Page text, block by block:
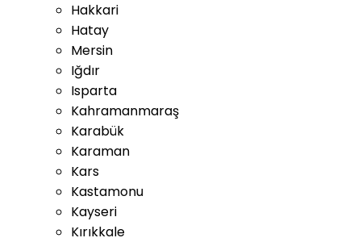
Hakkari
Hatay
Mersin
Iğdır
Isparta
Kahramanmaraş
Karabük
Karaman
Kars
Kastamonu
Kayseri
Kırıkkale